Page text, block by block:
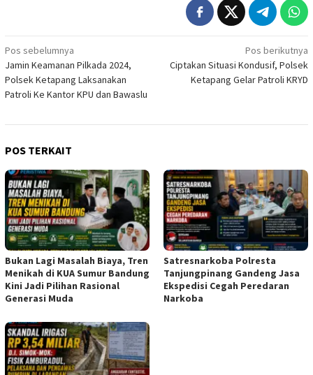
Navigasi
pos
Pos sebelumnya
Jamin Keamanan Pilkada 2024,
Polsek Ketapang Laksanakan
Patroli Ke Kantor KPU dan Bawaslu
Pos berikutnya
Ciptakan Situasi Kondusif, Polsek
Ketapang Gelar Patroli KRYD
POS TERKAIT
Bukan Lagi Masalah Biaya, Tren
Menikah di KUA Sumur Bandung
Kini Jadi Pilihan Rasional
Generasi Muda
Satresnarkoba Polresta
Tanjungpinang Gandeng Jasa
Ekspedisi Cegah Peredaran
Narkoba